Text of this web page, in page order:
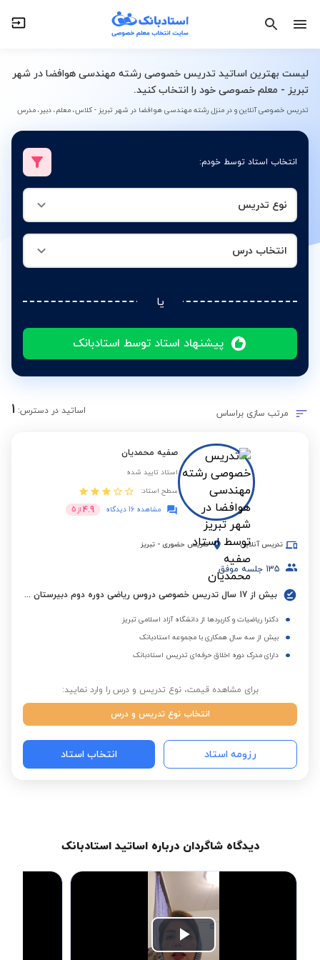
لیست بهترین اساتید تدریس خصوصی رشته مهندسی هوافضا در شهر
تبریز - معلم خصوصی خود را انتخاب کنید.
تدریس خصوصی آنلاین و در منزل رشته مهندسی هوافضا در شهر تبریز - کلاس، معلم، دبیر، مدرس
انتخاب استاد توسط خودم:
نوع تدریس
انتخاب درس
یا
پیشنهاد استاد توسط استادبانک
انتخاب درس
مرتب سازی براساس اساتید در دسترس: 1
صفیه محمدیان
استاد تایید شده
سطح استاد:
مشاهده 16 دیدگاه
4.9 از 5
تدریس آنلاین تدریس حضوری - تبریز
135 جلسه موفق
بیش از 17 سال تدریس خصوصی دروس ریاضی دوره دوم دبیرستان در موسسات غیر دولتی و عضو هیات علمی دانشگاه ازاد
دکترا ریاضیات و کاربردها از دانشگاه آزاد اسلامی تبریز
بیش از سه سال همکاری با مجموعه استادبانک
دارای مدرک دوره اخلاق حرفه‌ای تدریس استادبانک
برای مشاهده قیمت، نوع تدریس و درس را وارد نمایید:
انتخاب نوع تدریس و درس
رزومه استاد انتخاب استاد
دیدگاه شاگردان درباره اساتید استادبانک
Play